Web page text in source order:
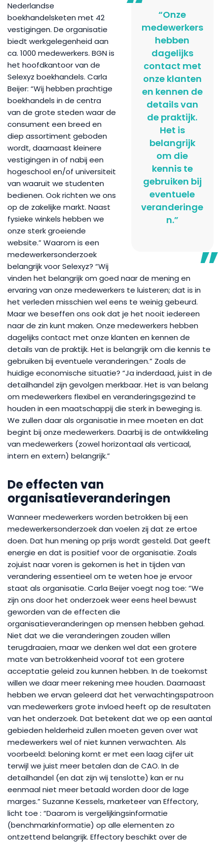
“Onze
medewerkers
hebben
dagelijks
contact met
onze klanten
en kennen de
details van
de praktijk.
Het is
belangrijk
om die
kennis te
gebruiken bij
eventuele
veranderinge
n.”
Nederlandse
boekhandelsketen met 42
vestigingen. De organisatie
biedt werkgelegenheid aan
ca. 1000 medewerkers. BGN is
het hoofdkantoor van de
Selexyz boekhandels. Carla
Beijer: “Wij hebben prachtige
boekhandels in de centra
van de grote steden waar de
consument een breed en
diep assortiment geboden
wordt, daarnaast kleinere
vestigingen in of nabij een
hogeschool en/of universiteit
van waaruit we studenten
bedienen. Ook richten we ons
op de zakelijke markt. Naast
fysieke winkels hebben we
onze sterk groeiende
website.” Waarom is een
medewerkersonderzoek
belangrijk voor Selexyz? “Wij
vinden het belangrijk om goed naar de mening en
ervaring van onze medewerkers te luisteren; dat is in
het verleden misschien wel eens te weinig gebeurd.
Maar we beseffen ons ook dat je het nooit iedereen
naar de zin kunt maken. Onze medewerkers hebben
dagelijks contact met onze klanten en kennen de
details van de praktijk. Het is belangrijk om die kennis te
gebruiken bij eventuele veranderingen.” Zoals de
huidige economische situatie? “Ja inderdaad, juist in de
detailhandel zijn gevolgen merkbaar. Het is van belang
om medewerkers flexibel en veranderingsgezind te
houden in een maatschappij die sterk in beweging is.
We zullen daar als organisatie in mee moeten en dat
begint bij onze medewerkers. Daarbij is de ontwikkeling
van medewerkers (zowel horizontaal als verticaal,
intern en extern) belangrijk.”
De effecten van
organisatieveranderingen
Wanneer medewerkers worden betrokken bij een
medewerkersonderzoek dan voelen zij dat ze ertoe
doen. Dat hun mening op prijs wordt gesteld. Dat geeft
energie en dat is positief voor de organisatie. Zoals
zojuist naar voren is gekomen is het in tijden van
verandering essentieel om te weten hoe je ervoor
staat als organisatie. Carla Beijer voegt nog toe: “We
zijn ons door het onderzoek weer eens heel bewust
geworden van de effecten die
organisatieveranderingen op mensen hebben gehad.
Niet dat we die veranderingen zouden willen
terugdraaien, maar we denken wel dat een grotere
mate van betrokkenheid vooraf tot een grotere
acceptatie geleid zou kunnen hebben. In de toekomst
willen we daar meer rekening mee houden. Daarnaast
hebben we ervan geleerd dat het verwachtingspatroon
van medewerkers grote invloed heeft op de resultaten
van het onderzoek. Dat betekent dat we op een aantal
gebieden helderheid zullen moeten geven over wat
medewerkers wel of niet kunnen verwachten. Als
voorbeeld: beloning komt er met een laag cijfer uit
terwijl we juist meer betalen dan de CAO. In de
detailhandel (en dat zijn wij tenslotte) kan er nu
eenmaal niet meer betaald worden door de lage
marges.” Suzanne Kessels, marketeer van Effectory,
licht toe : “Daarom is vergelijkingsinformatie
(benchmarkinformatie) op alle elementen zo
ontzettend belangrijk. Effectory beschikt over de